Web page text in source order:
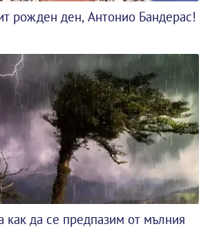
рожден ден, Антонио Бандерас!
как да се предпазим от мълния